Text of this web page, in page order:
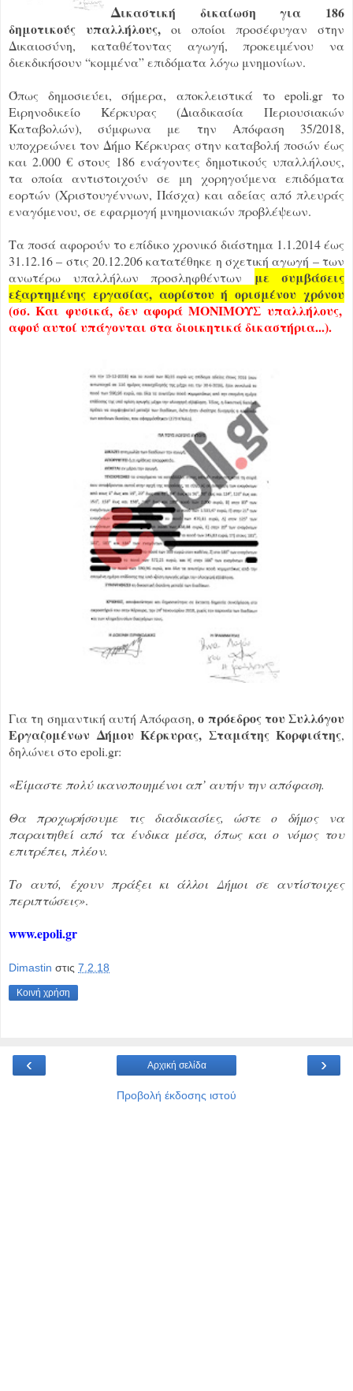
Δικαστική δικαίωση για 186
δημοτικούς υπαλλήλους, οι οποίοι προσέφυγαν στην
Δικαιοσύνη, καταθέτοντας αγωγή, προκειμένου να
διεκδικήσουν “κομμένα” επιδόματα λόγω μνημονίων.
Όπως δημοσιεύει, σήμερα, αποκλειστικά το epoli.gr το
Ειρηνοδικείο Κέρκυρας (Διαδικασία Περιουσιακών
Καταβολών), σύμφωνα με την Απόφαση 35/2018,
υποχρεώνει τον Δήμο Κέρκυρας στην καταβολή ποσών έως
και 2.000 € στους 186 ενάγοντες δημοτικούς υπαλλήλους,
τα οποία αντιστοιχούν σε μη χορηγούμενα επιδόματα
εορτών (Χριστουγέννων, Πάσχα) και αδείας από πλευράς
εναγόμενου, σε εφαρμογή μνημονιακών προβλέψεων.
Τα ποσά αφορούν το επίδικο χρονικό διάστημα 1.1.2014 έως
31.12.16 – στις 20.12.206 κατατέθηκε η σχετική αγωγή – των
ανωτέρω υπαλλήλων προσληφθέντων με συμβάσεις
εξαρτημένης εργασίας, αορίστου ή ορισμένου χρόνου
(σσ. Και φυσικά, δεν αφορά ΜΟΝΙΜΟΥΣ υπαλλήλους,
αφού αυτοί υπάγονται στα διοικητικά δικαστήρια...).
Για τη σημαντική αυτή Απόφαση,ο πρόεδρος του Συλλόγου
Εργαζομένων Δήμου Κέρκυρας, Σταμάτης Κορφιάτης,
δηλώνει στο epoli.gr:
«Είμαστε πολύ ικανοποιημένοι απ’ αυτήν την απόφαση.
Θα προχωρήσουμε τις διαδικασίες, ώστε ο δήμος να
παραιτηθεί από τα ένδικα μέσα, όπως και ο νόμος του
επιτρέπει, πλέον.
Το αυτό, έχουν πράξει κι άλλοι Δήμοι σε αντίστοιχες
περιπτώσεις».
www.epoli.gr
Dimastin στις 7.2.18
Κοινή χρήση
‹ ›
Αρχική σελίδα
Προβολή έκδοσης ιστού